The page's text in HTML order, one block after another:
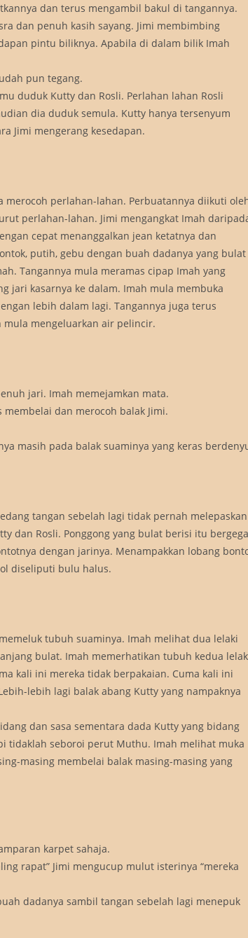
dan terus mengambil bakul di tangannya.
dan penuh kasih sayang. Jimi membimbing
pintu biliknya. Apabila di dalam bilik Imah
pun tegang.
duduk Kutty dan Rosli. Perlahan lahan Rosli
dia duduk semula. Kutty hanya tersenyum
Jimi mengerang kesedapan.
merocoh perlahan-lahan. Perbuatannya diikuti
perlahan-lahan. Jimi mengangkat Imah
cepat menanggalkan jean ketatnya dan
putih, gebu dengan buah dadanya yang bulat
Tangannya mula meramas cipap Imah yang
jari kasarnya ke dalam. Imah mula membuka
lebih dalam lagi. Tangannya juga terus
mula mengeluarkan air pelincir.
jari. Imah memejamkan mata.
dan merocoh balak Jimi.
masih pada balak suaminya yang keras
tangan sebelah lagi tidak pernah melepaskan
dan Rosli. Ponggong yang bulat berisi itu
dengan jarinya. Menampakkan lobang
diseliputi bulu halus.
tubuh suaminya. Imah melihat dua lelaki
bulat. Imah memerhatikan tubuh kedua
kali ini mereka tidak berpakaian. Cuma kali ini
lebih lagi balak abang Kutty yang nampaknya
dan sasa sementara dada Kutty yang bidang
tidaklah seboroi perut Muthu. Imah melihat muka
masing membelai balak masing-masing yang
karpet sahaja.
rapat” Jimi mengucup mulut isterinya “mereka
dadanya sambil tangan sebelah lagi menepuk